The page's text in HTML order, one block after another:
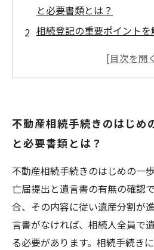
と必要書類とは？
相続登記の重要ポイント
遺産分割でよくあるトラ
とは？
売却前に確認！不動産相続
テップまとめ
不動産相続の基本と注意
心取引を実現しよう
実例で学ぶ！不動産相続
ラブル回避術
不動産相続手続きのはじめ
と必要書類とは？
不動産相続手続きのはじめの一
亡届提出と遺言書の有無の確認
合、その内容に従い遺産分割が
言書がなければ、相続人全員で
る必要があります。相続手続き